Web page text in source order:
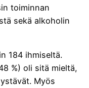
toiminnan
sekä alkoholin
184 ihmiseltä.
%) oli sitä mieltä,
Myös